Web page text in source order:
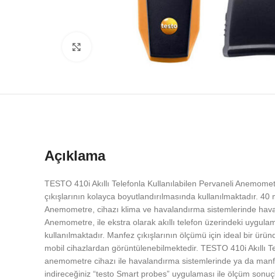
Büyütmek için tıklayın
Açıklama
TESTO 410i Akıllı Telefonla Kullanılabilen Pervaneli
çıkışlarının kolayca boyutlandırılmasında kullanılmaktadır.
Anemometre, cihazı klima ve havalandırma sistemlerinde
Anemometre, ile ekstra olarak akıllı telefon üzerindeki
kullanılmaktadır. Manfez çıkışlarının ölçümü için ideal bir
mobil cihazlardan görüntülenebilmektedir. TESTO 410i Akıllı
anemometre cihazı ile havalandırma sistemlerinde ya da
indireceğiniz “testo Smart probes” uygulaması ile ölçüm